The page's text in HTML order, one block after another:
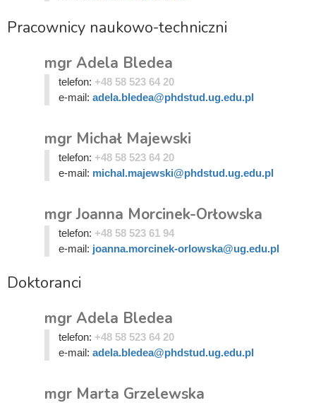
Pracownicy naukowo-techniczni
mgr Adela Bledea
telefon: +48 58 523 64 20
e-mail: adela.bledea@phdstud.ug.edu.pl
mgr Michał Majewski
telefon: +48 58 523 64 20
e-mail: michal.majewski@phdstud.ug.edu.pl
mgr Joanna Morcinek-Orłowska
telefon: +48 58 523 61 94
e-mail: joanna.morcinek-orlowska@ug.edu.pl
Doktoranci
mgr Adela Bledea
telefon: +48 58 523 64 20
e-mail: adela.bledea@phdstud.ug.edu.pl
mgr Marta Grzelewska